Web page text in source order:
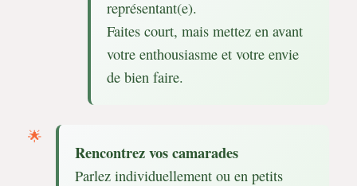
représentant(e).
Faites court, mais mettez en avant
votre enthousiasme et votre envie
de bien faire.
Rencontrez vos camarades
Parlez individuellement ou en petits